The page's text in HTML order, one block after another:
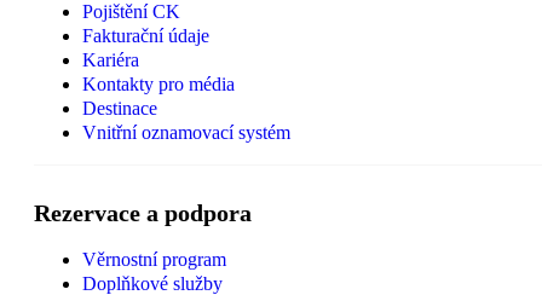
Pojištění CK
Fakturační údaje
Kariéra
Kontakty pro média
Destinace
Vnitřní oznamovací systém
Rezervace a podpora
Věrnostní program
Doplňkové služby